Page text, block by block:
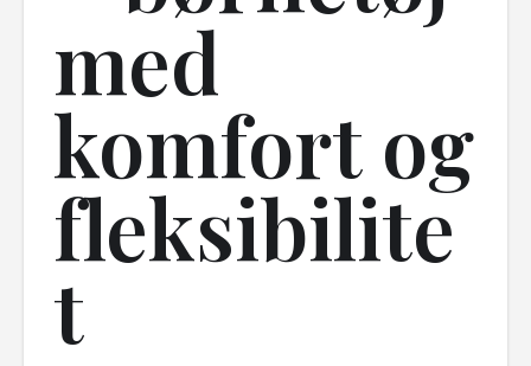
med
komfort og
fleksibilite
t